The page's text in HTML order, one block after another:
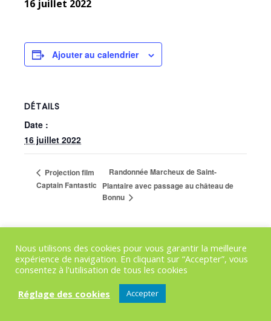
16 juillet 2022
Ajouter au calendrier
DÉTAILS
Date :
16 juillet 2022
Projection film
Captain Fantastic
Randonnée Marcheux de Saint-
Plantaire avec passage au château de
Bonnu
Nous utilisons des cookies pour vous garantir la meilleure
expérience de navigation. En cliquant sur “Accepter”, vous
consentez à l'utilisation de tous les cookies
Réglage des cookies
Accepter